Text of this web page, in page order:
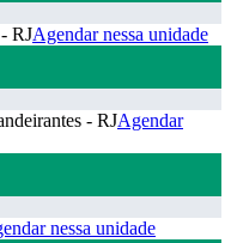
RJAgendar nessa unidade
- RJAgendar
nessa unidade